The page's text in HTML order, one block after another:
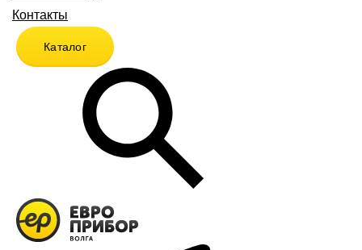
Контакты
Каталог